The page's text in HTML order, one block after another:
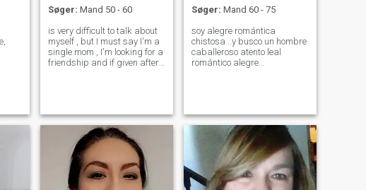
Søger: Mand 50 - 60
is very difficult to talk about
myself , but I must say I'm a
single mom , I'm looking for a
friendship and if given after
Søger: Mand 60 - 75
soy alegre romántica
chistosa ..y busco un hombre
caballeroso atento leal
romántico alegre